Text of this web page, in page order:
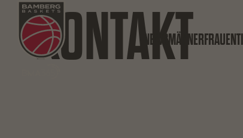
NEWSMÄNNERFRAUEN
KONTAKT